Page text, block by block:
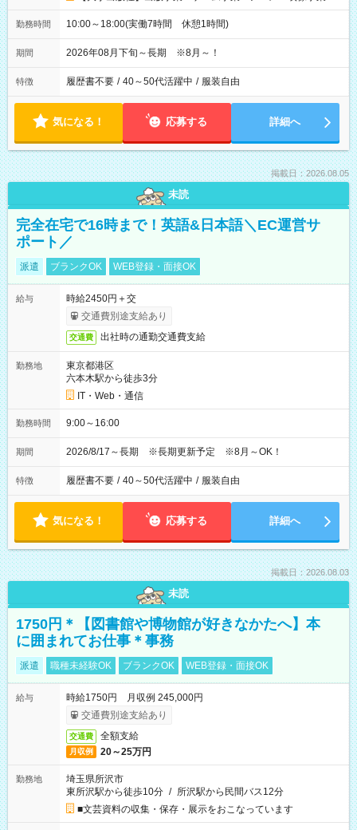
勤務時間 10:00～18:00(実働7時間 休憩1時間)
期間 2026年08月下旬～長期 ※8月～！
特徴 履歴書不要 / 40～50代活躍中 / 服装自由
気になる！ 応募する 詳細へ
掲載日：2026.08.05
未読
完全在宅で16時まで！英語&日本語＼EC運営サ
ポート／
派遣 ブランクOK WEB登録・面接OK
給与
時給2450円＋交
交通費別途支給あり
交通費 出社時の通勤交通費支給
勤務地
東京都港区
六本木駅から徒歩3分
IT・Web・通信
勤務時間 9:00～16:00
期間 2026/8/17～長期 ※長期更新予定 ※8月～OK！
特徴 履歴書不要 / 40～50代活躍中 / 服装自由
気になる！ 応募する 詳細へ
掲載日：2026.08.03
未読
1750円＊【図書館や博物館が好きなかたへ】本
に囲まれてお仕事＊事務
派遣 職種未経験OK ブランクOK WEB登録・面接OK
給与
時給1750円 月収例 245,000円
交通費別途支給あり
交通費 全額支給
月収例 20～25万円
勤務地
埼玉県所沢市
東所沢駅から徒歩10分 / 所沢駅から民間バス12分
■文芸資料の収集・保存・展示をおこなっています